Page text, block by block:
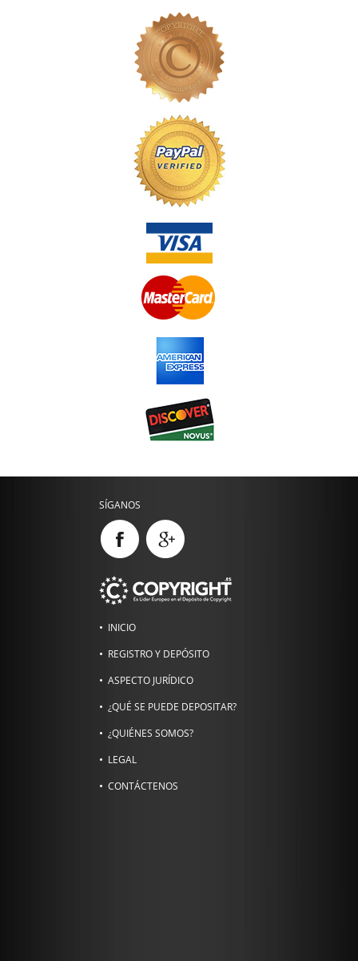
SÍGANOS
INICIO
REGISTRO Y DEPÓSITO
ASPECTO JURÍDICO
¿QUÉ SE PUEDE DEPOSITAR?
¿QUIÉNES SOMOS?
LEGAL
CONTÁCTENOS